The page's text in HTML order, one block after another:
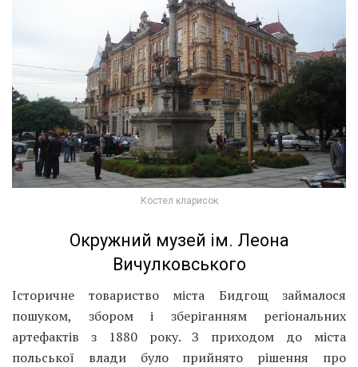
Костел кларисок
Окружний музей ім. Леона
Вичулковського
Історичне товариство міста Бидгощ займалося
пошуком, збором і зберіганням регіональних
артефактів з 1880 року. З приходом до міста
польської влади було прийнято рішення про